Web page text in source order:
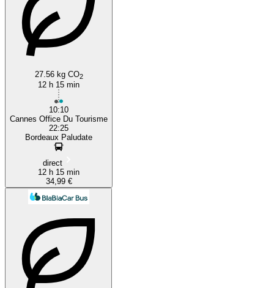
27.56 kg CO2
12 h 15 min
10:10
Cannes Office Du Tourisme
22:25
Bordeaux Paludate
direct
12 h 15 min
34,99 €